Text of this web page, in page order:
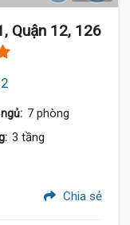
Quận 12, 126
7 phòng
3 tầng
Chia sẻ